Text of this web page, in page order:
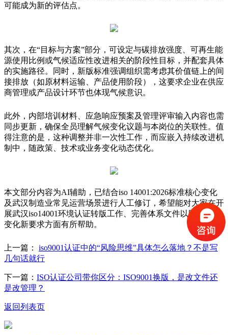
可能成为新的评估点。
其次，在“目标与方案”部分，可设定与碳排放强度、可再生能
源使用比例或气候适应性改进相关的阶段性目标，并配套具体
的实施路径。同时，新版标准强调组织需考虑其价值链上的间
接排放（如原材料运输、产品使用阶段），这要求企业在供应
商管理或产品设计环节也体现气候意识。
此外，内部培训材料、应急响应预案及管理评审输入内容也需
同步更新，确保全员理解气候变化议题与本岗位的关联性。值
得注意的是，这种调整并非一次性工作，而应嵌入持续改进机
制中，随政策、技术或业务变化动态优化。
本文部分内容为AI辅助，已结合iso 14001:2026标准核心变化
及武汉制造业常见运营场景进行人工修订，希望能对大家在开
展武汉iso14001环境认证转版工作、完善体系文件以回应气候
变化新要求方面有所帮助。
上一篇： iso9001认证中的“风险思维”具体怎么落地？不是写
几句话就行
下一篇： ISO认证公司带你区分：ISO9001换版，是改文件还
是改管理？
返回列表页